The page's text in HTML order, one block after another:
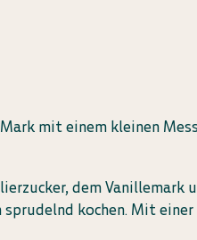
mit einem kleinen
dem Vanillemark
kochen. Mit